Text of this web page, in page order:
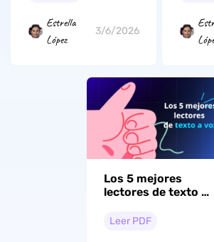
Estrella
López
3/6/2026
Los 5 mejores
lectores de texto a
pago)
Leer PDF